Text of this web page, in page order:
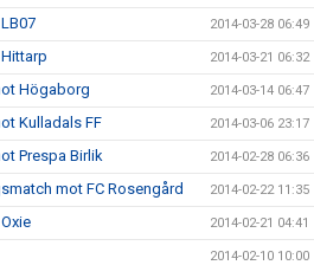
2014-03-28 06:49
2014-03-21 06:32
Högaborg 2014-03-14 06:47
Kulladals FF 2014-03-06 23:17
Prespa Birlik 2014-02-28 06:36
mot FC Rosengård 2014-02-22 11:35
2014-02-21 04:41
2014-02-10 10:00